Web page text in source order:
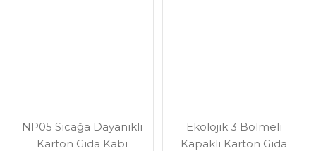
NP05 Sıcağa Dayanıklı
Karton Gıda Kabı
Ekolojik 3 Bölmeli
Kapaklı Karton Gıda